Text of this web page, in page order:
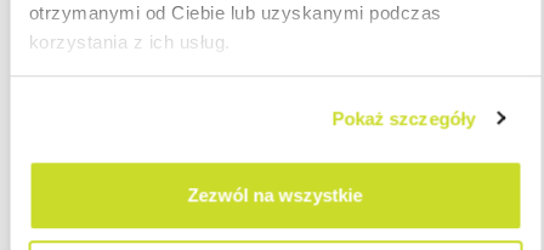
otrzymanymi od Ciebie lub uzyskanymi podczas
korzystania z ich usług.
Pokaż szczegóły
Zezwól na wszystkie
●➥ z obowiązku ewidencjonowania przy zastosowaniu kas
rejestrujących zwolnione zostały dostawy towarów w systemie
wysyłkowym (pocztą lub przesyłkami kurierskimi), jeżeli
dostawca towarów otrzyma w całości zapłatę za wykonaną
kasy oszczędnościowo-kredytowej (odpowiednio na rachunek
bankowy podatnika lub na rachunek podatnika w spółdzielczej
kasie oszczędnościowo-kredytowej, której jest członkiem), a z